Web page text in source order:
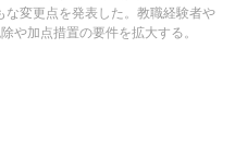
変更点を発表した。教職経験者や
や加点措置の要件を拡大する。